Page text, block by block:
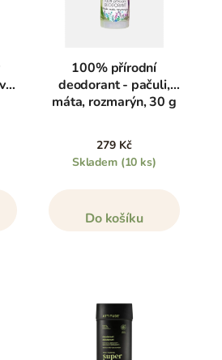
100% přírodní
deodorant - pačuli,
máta, rozmarýn, 30 g
279 Kč
Skladem (10 ks)
Do košíku